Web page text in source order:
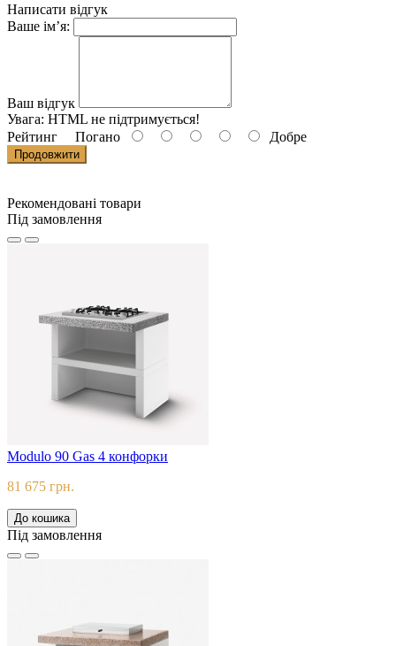
Написати відгук
Ваше ім’я:
Ваш відгук
Увага: HTML не підтримується!
Рейтинг Погано Добре
Продовжити
Рекомендовані товари
Під замовлення
Modulo 90 Gas 4 конфорки
81 675 грн.
До кошика
Під замовлення